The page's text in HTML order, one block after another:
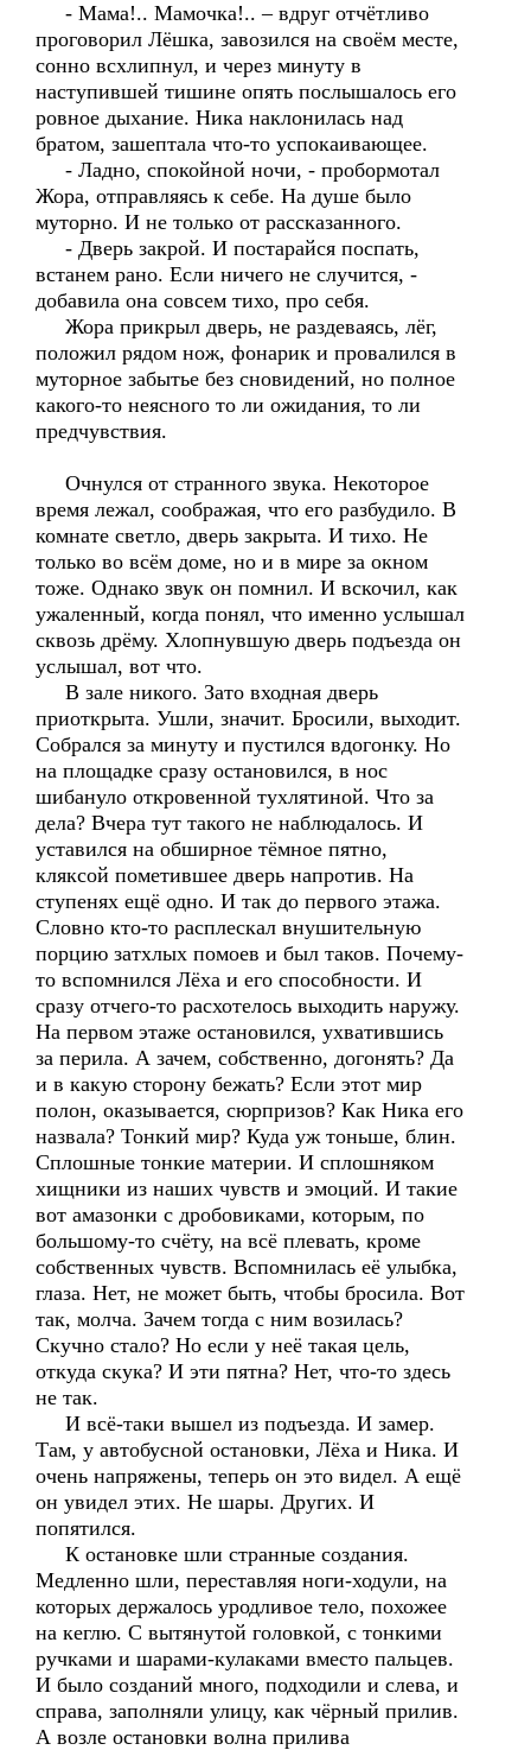
- Мама!.. Мамочка!.. – вдруг отчётливо
проговорил Лёшка, завозился на своём месте,
сонно всхлипнул, и через минуту в
наступившей тишине опять послышалось его
ровное дыхание. Ника наклонилась над
братом, зашептала что-то успокаивающее.
- Ладно, спокойной ночи, - пробормотал
Жора, отправляясь к себе. На душе было
муторно. И не только от рассказанного.
- Дверь закрой. И постарайся поспать,
встанем рано. Если ничего не случится, -
добавила она совсем тихо, про себя.
Жора прикрыл дверь, не раздеваясь, лёг,
положил рядом нож, фонарик и провалился в
муторное забытье без сновидений, но полное
какого-то неясного то ли ожидания, то ли
предчувствия.
Очнулся от странного звука. Некоторое
время лежал, соображая, что его разбудило. В
комнате светло, дверь закрыта. И тихо. Не
только во всём доме, но и в мире за окном
тоже. Однако звук он помнил. И вскочил, как
ужаленный, когда понял, что именно услышал
сквозь дрёму. Хлопнувшую дверь подъезда он
услышал, вот что.
В зале никого. Зато входная дверь
приоткрыта. Ушли, значит. Бросили, выходит.
Собрался за минуту и пустился вдогонку. Но
на площадке сразу остановился, в нос
шибануло откровенной тухлятиной. Что за
дела? Вчера тут такого не наблюдалось. И
уставился на обширное тёмное пятно,
кляксой пометившее дверь напротив. На
ступенях ещё одно. И так до первого этажа.
Словно кто-то расплескал внушительную
порцию затхлых помоев и был таков. Почему-
то вспомнился Лёха и его способности. И
сразу отчего-то расхотелось выходить наружу.
На первом этаже остановился, ухватившись
за перила. А зачем, собственно, догонять? Да
и в какую сторону бежать? Если этот мир
полон, оказывается, сюрпризов? Как Ника его
назвала? Тонкий мир? Куда уж тоньше, блин.
Сплошные тонкие материи. И сплошняком
хищники из наших чувств и эмоций. И такие
вот амазонки с дробовиками, которым, по
большому-то счёту, на всё плевать, кроме
собственных чувств. Вспомнилась её улыбка,
глаза. Нет, не может быть, чтобы бросила. Вот
так, молча. Зачем тогда с ним возилась?
Скучно стало? Но если у неё такая цель,
откуда скука? И эти пятна? Нет, что-то здесь
не так.
И всё-таки вышел из подъезда. И замер.
Там, у автобусной остановки, Лёха и Ника. И
очень напряжены, теперь он это видел. А ещё
он увидел этих. Не шары. Других. И
попятился.
К остановке шли странные создания.
Медленно шли, переставляя ноги-ходули, на
которых держалось уродливое тело, похожее
на кеглю. С вытянутой головкой, с тонкими
ручками и шарами-кулаками вместо пальцев.
И было созданий много, подходили и слева, и
справа, заполняли улицу, как чёрный прилив.
А возле остановки волна прилива